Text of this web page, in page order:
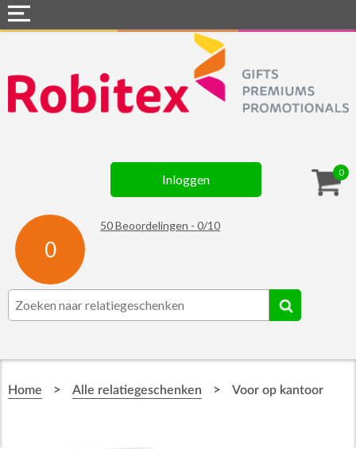
0
Inloggen
0
50Beoordelingen -0/10
Webshops
Snel naar »
Assortiment
Contact
☆ Prijsknallers ☆
Home > Alle relatiegeschenken > Voor op kantoor